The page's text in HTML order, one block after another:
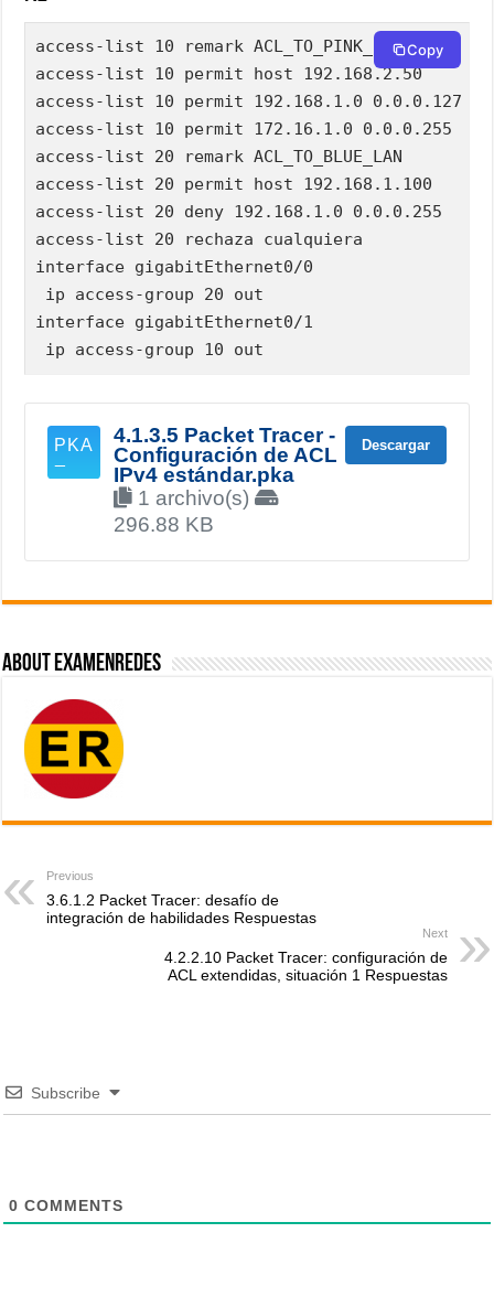
access-list 10 remark ACL_TO_PINK_LAN
access-list 10 permit host 192.168.2.50
access-list 10 permit 192.168.1.0 0.0.0.127
access-list 10 permit 172.16.1.0 0.0.0.255
access-list 20 remark ACL_TO_BLUE_LAN
access-list 20 permit host 192.168.1.100
access-list 20 deny 192.168.1.0 0.0.0.255
access-list 20 rechaza cualquiera
interface gigabitEthernet0/0
ip access-group 20 out
interface gigabitEthernet0/1
ip access-group 10 out
Copy
4.1.3.5 Packet Tracer -
Configuración de ACL
IPv4 estándar.pka
1 archivo(s)
296.88 KB
Descargar
About ExamenRedes
Previous
3.6.1.2 Packet Tracer: desafío de
integración de habilidades Respuestas
Next
4.2.2.10 Packet Tracer: configuración de
ACL extendidas, situación 1 Respuestas
Subscribe
0 COMMENTS